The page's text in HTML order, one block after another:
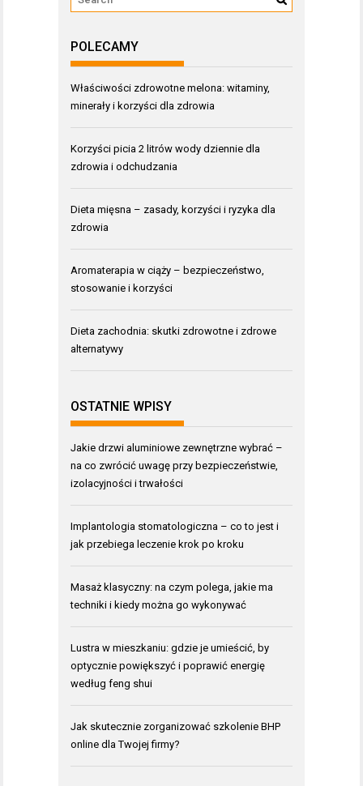
POLECAMY
Właściwości zdrowotne melona: witaminy,
minerały i korzyści dla zdrowia
Korzyści picia 2 litrów wody dziennie dla
zdrowia i odchudzania
Dieta mięsna – zasady, korzyści i ryzyka dla
zdrowia
Aromaterapia w ciąży – bezpieczeństwo,
stosowanie i korzyści
Dieta zachodnia: skutki zdrowotne i zdrowe
alternatywy
OSTATNIE WPISY
Jakie drzwi aluminiowe zewnętrzne wybrać –
na co zwrócić uwagę przy bezpieczeństwie,
izolacyjności i trwałości
Implantologia stomatologiczna – co to jest i
jak przebiega leczenie krok po kroku
Masaż klasyczny: na czym polega, jakie ma
techniki i kiedy można go wykonywać
Lustra w mieszkaniu: gdzie je umieścić, by
optycznie powiększyć i poprawić energię
według feng shui
Jak skutecznie zorganizować szkolenie BHP
online dla Twojej firmy?